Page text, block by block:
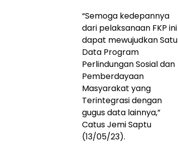
“Semoga kedepannya
dari pelaksanaan FKP ini
dapat mewujudkan Satu
Data Program
Perlindungan Sosial dan
Pemberdayaan
Masyarakat yang
Terintegrasi dengan
gugus data lainnya,”
Catus Jemi Saptu
(13/05/23).